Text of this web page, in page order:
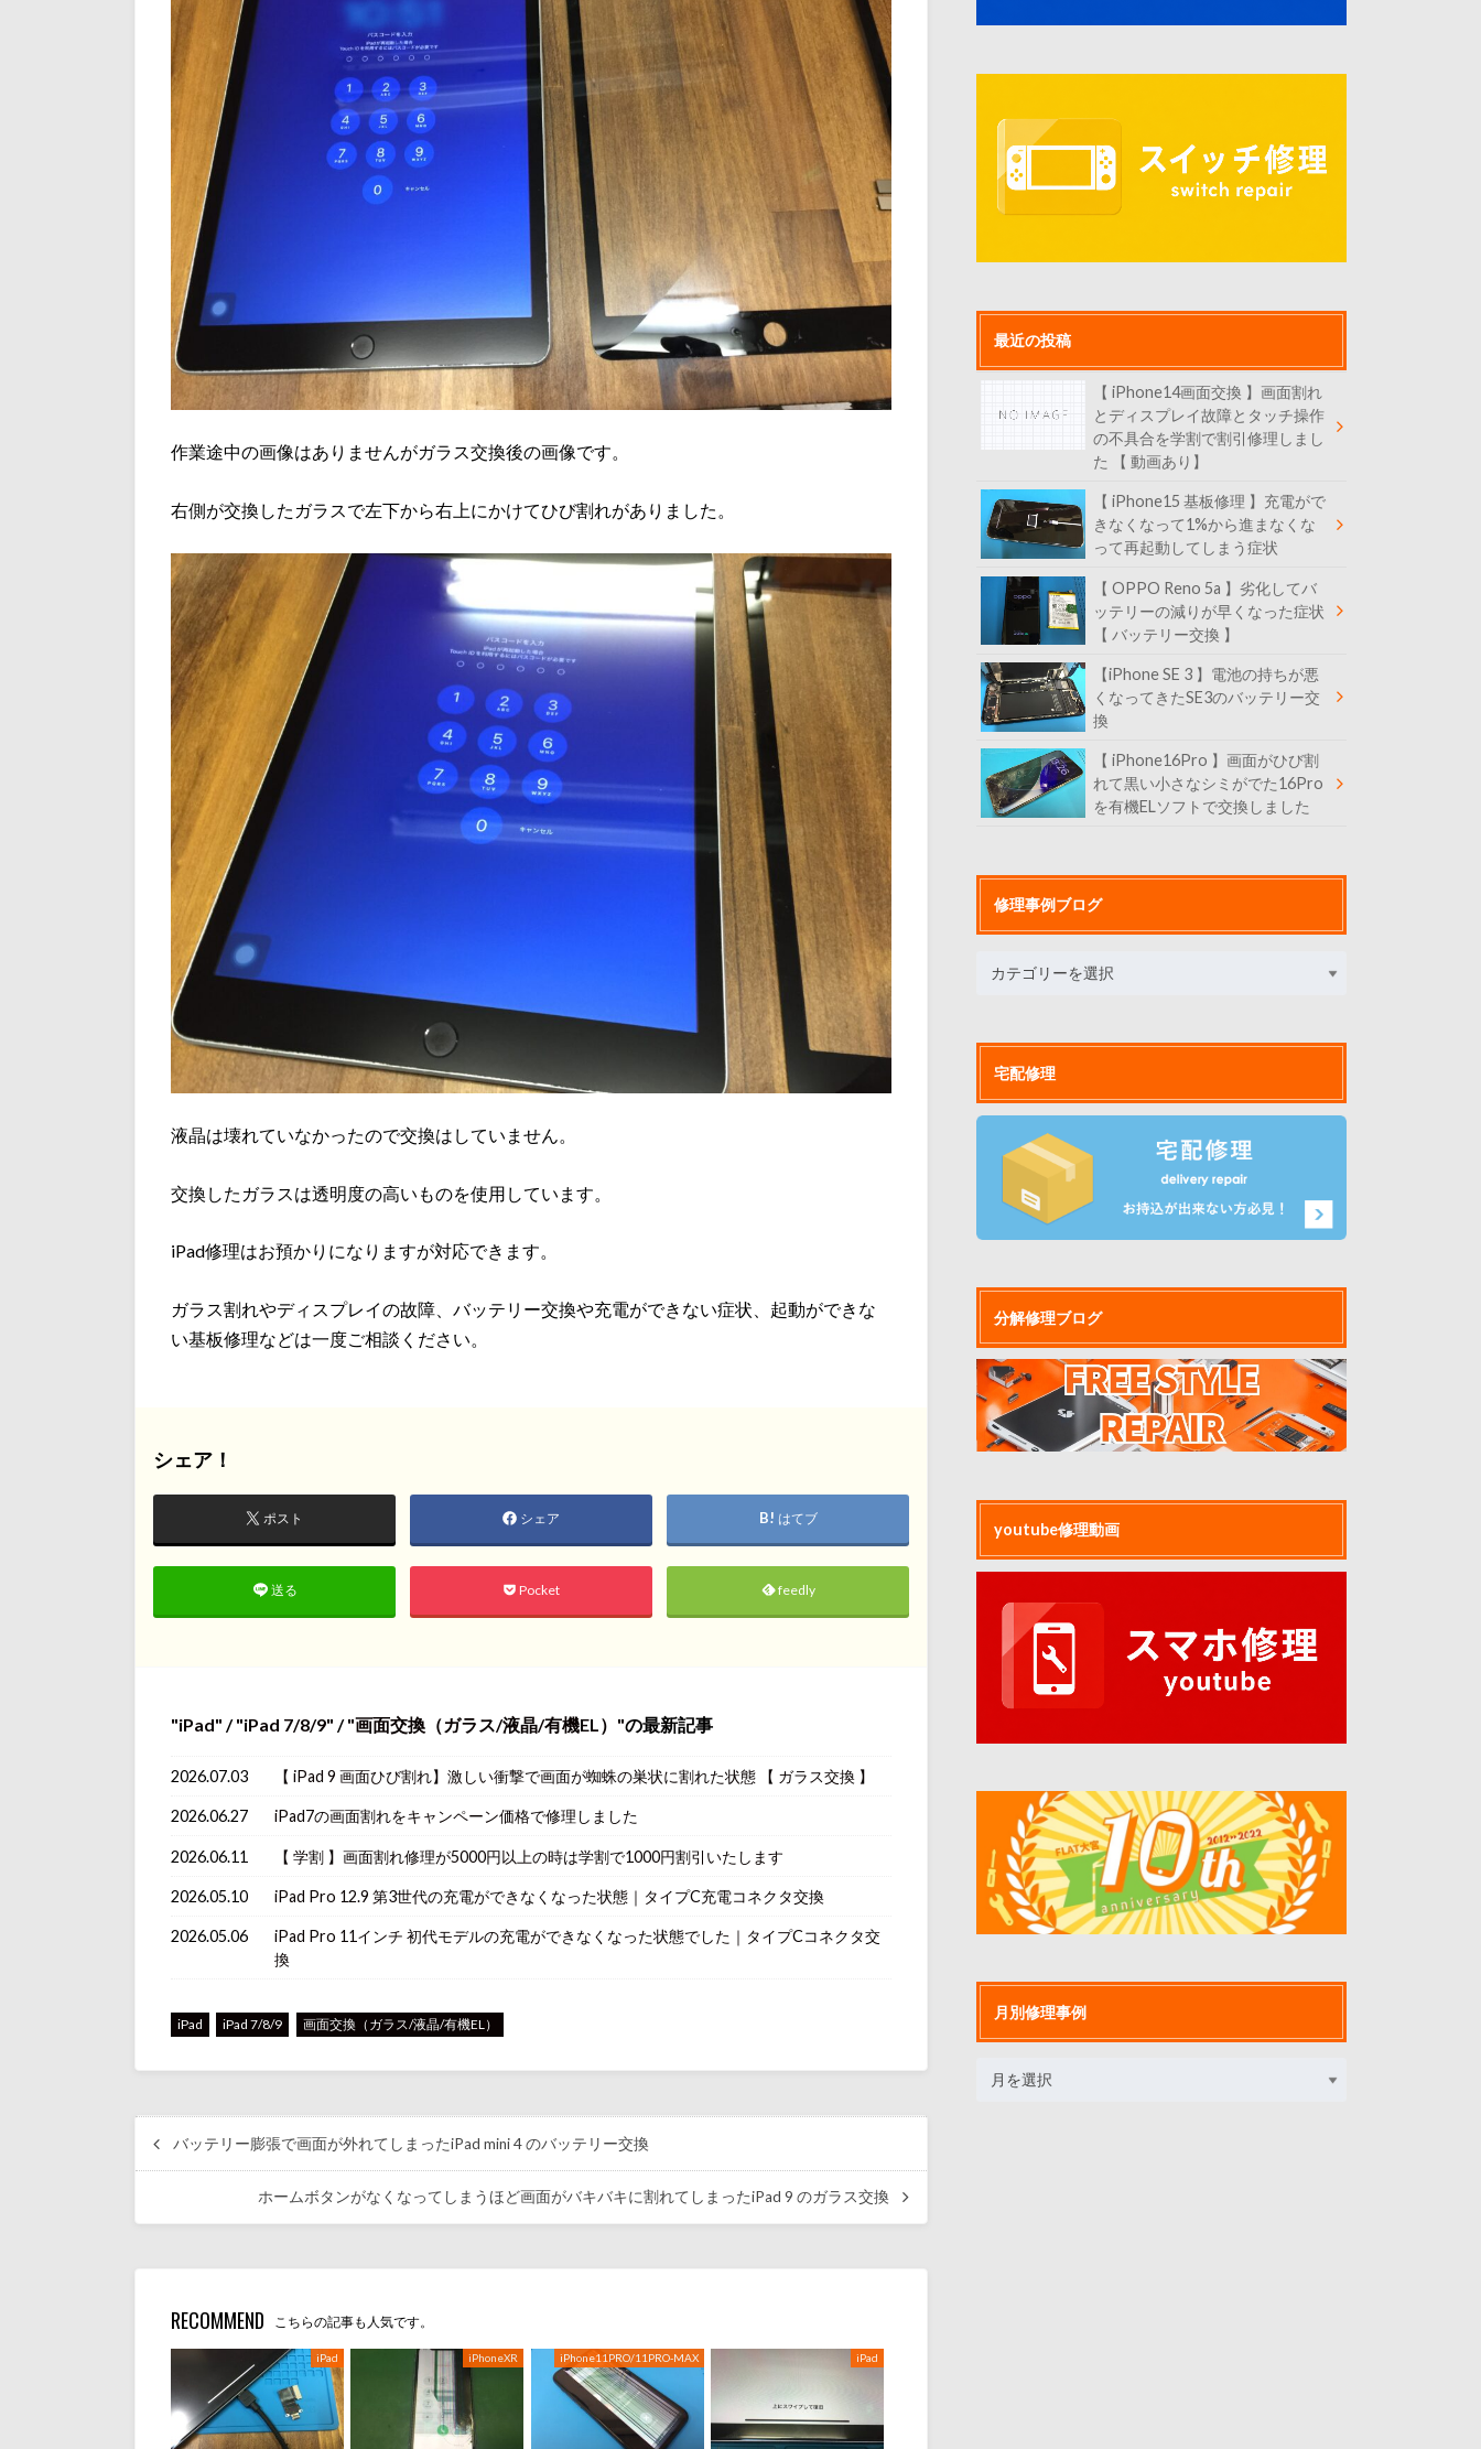
作業途中の画像はありませんがガラス交換後の画像です。
右側が交換したガラスで左下から右上にかけてひび割れがありました。
液晶は壊れていなかったので交換はしていません。
交換したガラスは透明度の高いものを使用しています。
iPad修理はお預かりになりますが対応できます。
ガラス割れやディスプレイの故障、バッテリー交換や充電ができない症状、起動ができな
い基板修理などは一度ご相談ください。
シェア！
ポスト シェア はてブ
送る Pocket feedly
iPad / iPad 7/8/9 / 画面交換（ガラス/液晶/有機EL） の最新記事
2026.07.03 【 iPad 9 画面ひび割れ】激しい衝撃で画面が蜘蛛の巣状に割れた状態 【 ガラス交換 】
2026.06.27 iPad7の画面割れをキャンペーン価格で修理しました
2026.06.11 【 学割 】画面割れ修理が5000円以上の時は学割で1000円割引いたします
2026.05.10 iPad Pro 12.9 第3世代の充電ができなくなった状態｜タイプC充電コネクタ交換
2026.05.06
iPad Pro 11インチ 初代モデルの充電ができなくなった状態でした｜タイプCコネクタ交
換
iPad iPad 7/8/9 画面交換（ガラス/液晶/有機EL）
バッテリー膨張で画面が外れてしまったiPad mini 4 のバッテリー交換
ホームボタンがなくなってしまうほど画面がバキバキに割れてしまったiPad 9 のガラス交換
RECOMMEND こちらの記事も人気です。
iPad iPhoneXR iPhone11PRO/11PRO-MAX iPad
最近の投稿
【 iPhone14画面交換 】画面割れ
とディスプレイ故障とタッチ操作
の不具合を学割で割引修理しまし
た 【 動画あり】
【 iPhone15 基板修理 】充電がで
きなくなって1%から進まなくな
って再起動してしまう症状
【 OPPO Reno 5a 】劣化してバ
ッテリーの減りが早くなった症状
【 バッテリー交換 】
【iPhone SE 3 】電池の持ちが悪
くなってきたSE3のバッテリー交
換
【 iPhone16Pro 】画面がひび割
れて黒い小さなシミがでた16Pro
を有機ELソフトで交換しました
修理事例ブログ
宅配修理
分解修理ブログ
youtube修理動画
月別修理事例